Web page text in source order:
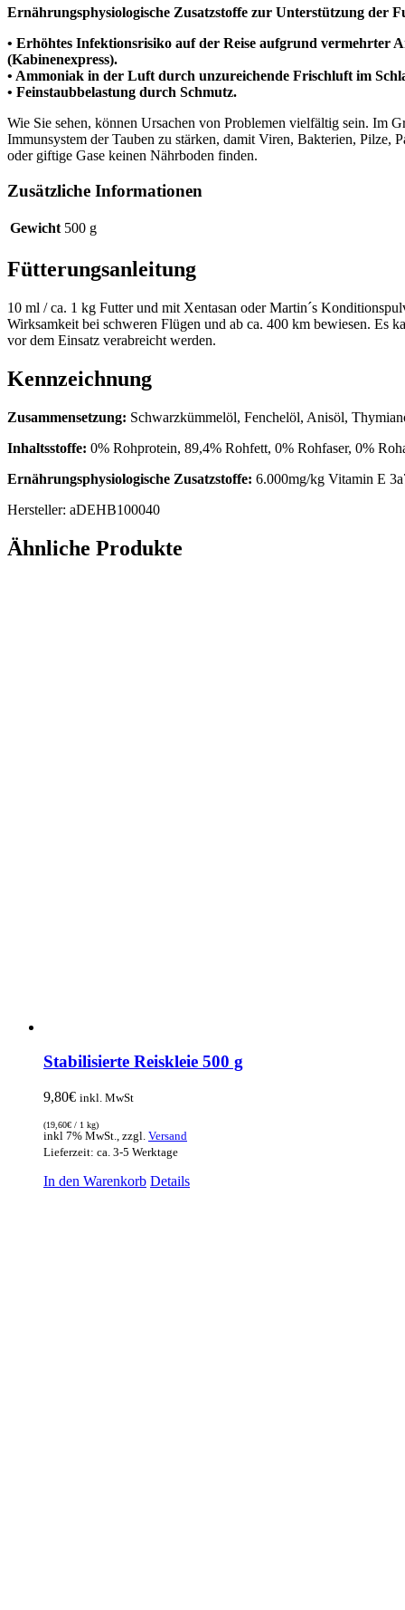
Ernährungsphysiologische Zusatzstoffe zur Unterstützung der
• Erhöhtes Infektionsrisiko auf der Reise aufgrund vermehrter
(Kabinenexpress).
• Ammoniak in der Luft durch unzureichende Frischluft im
• Feinstaubbelastung durch Schmutz.
Wie Sie sehen, können Ursachen von Problemen vielfältig sein. Im
Immunsystem der Tauben zu stärken, damit Viren, Bakterien, Pilze,
oder giftige Gase keinen Nährboden finden.
Zusätzliche Informationen
Gewicht 500 g
Fütterungsanleitung
10 ml / ca. 1 kg Futter und mit Xentasan oder Martin´s
Wirksamkeit bei schweren Flügen und ab ca. 400 km bewiesen. Es
vor dem Einsatz verabreicht werden.
Kennzeichnung
Zusammensetzung: Schwarzkümmelöl, Fenchelöl, Anisöl,
Inhaltsstoffe: 0% Rohprotein, 89,4% Rohfett, 0% Rohfaser, 0%
Ernährungsphysiologische Zusatzstoffe: 6.000mg/kg Vitamin E
Hersteller: aDEHB100040
Ähnliche Produkte
Stabilisierte Reiskleie 500 g
9,80€ inkl. MwSt
(19,60€ / 1 kg)
inkl 7% MwSt., zzgl. Versand
Lieferzeit: ca. 3-5 Werktage
In den Warenkorb Details